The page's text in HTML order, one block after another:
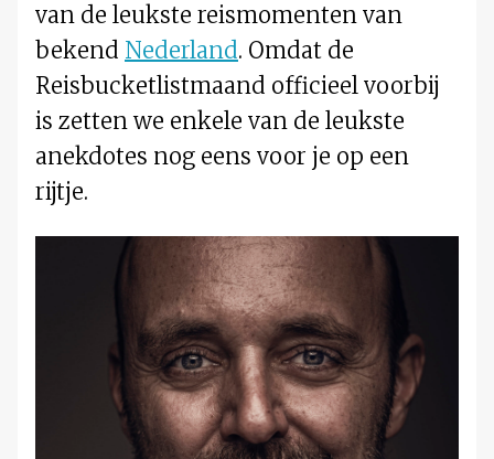
van de leukste reismomenten van
bekend Nederland. Omdat de
Reisbucketlistmaand officieel voorbij
is zetten we enkele van de leukste
anekdotes nog eens voor je op een
rijtje.